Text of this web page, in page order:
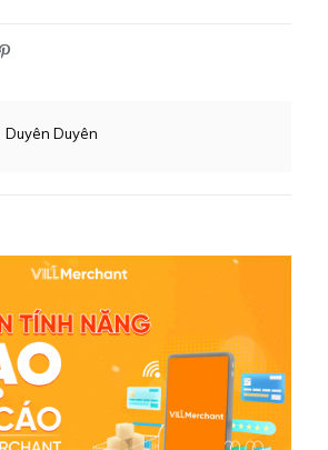
Duyên Duyên